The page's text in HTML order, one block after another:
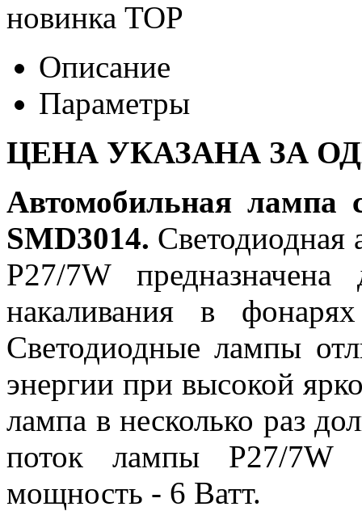
новинка TOP
Описание
Параметры
ЦЕНА УКАЗАНА ЗА
Автомобильная лампа
SMD3014. Светодиодная
P27/7W
накаливания в
Светодиодные лампы
энергии при высокой
лампа в несколько раз
поток лампы P27/7W
мощность - 6 Ватт.